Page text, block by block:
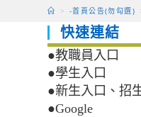
> -首頁公告(勿勾選)
快速連結
●教職員入口
●學生入口
●新生入口、招
●Google